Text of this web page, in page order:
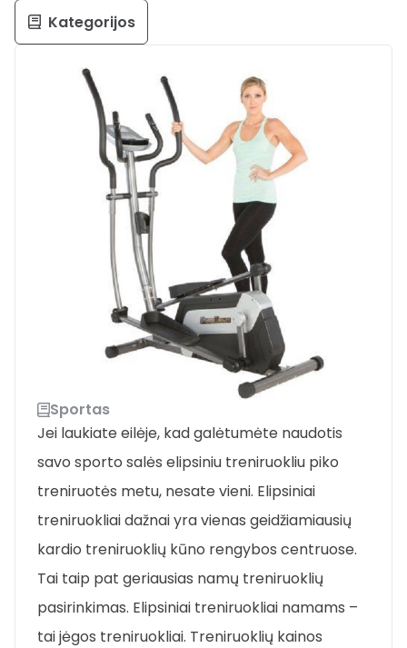
Sportas
Jei laukiate eilėje, kad galėtumėte naudotis
savo sporto salės elipsiniu treniruokliu piko
treniruotės metu, nesate vieni. Elipsiniai
treniruokliai dažnai yra vienas geidžiamiausių
kardio treniruoklių kūno rengybos centruose.
Tai taip pat geriausias namų treniruoklių
pasirinkimas. Elipsiniai treniruokliai namams –
tai jėgos treniruokliai. Treniruoklių kainos
Kategorijos